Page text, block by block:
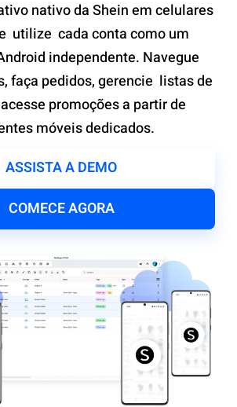
nativo da Shein em celulares
utilize cada conta como um
independente. Navegue
faça pedidos, gerencie listas de
promoções a partir de
móveis dedicados.
ASSISTA A DEMO
COMECE AGORA